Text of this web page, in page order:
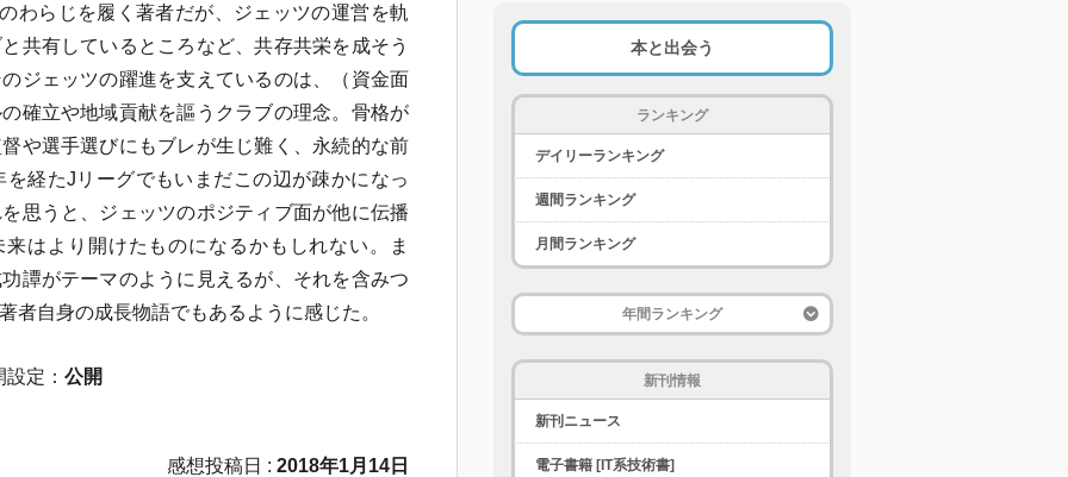
わらじを履く著者だが、ジェッツの運営を軌
共有しているところなど、共存共栄を成そう
ジェッツの躍進を支えているのは、（資金面
確立や地域貢献を謳うクラブの理念。骨格が
や選手選びにもブレが生じ難く、永続的な前
経たJリーグでもいまだこの辺が疎かになっ
思うと、ジェッツのポジティブ面が他に伝播
はより開けたものになるかもしれない。ま
譚がテーマのように見えるが、それを含みつ
者自身の成長物語でもあるように感じた。
設定： 公開
感想投稿日 : 2018年1月14日
本と出会う
ランキング
デイリーランキング
週間ランキング
月間ランキング
年間ランキング
新刊情報
新刊ニュース
電子書籍 [IT系技術書]